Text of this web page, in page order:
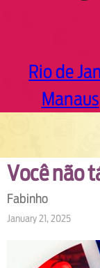
Rio de
Manaus
Você não
Fabinho
January 21, 2025